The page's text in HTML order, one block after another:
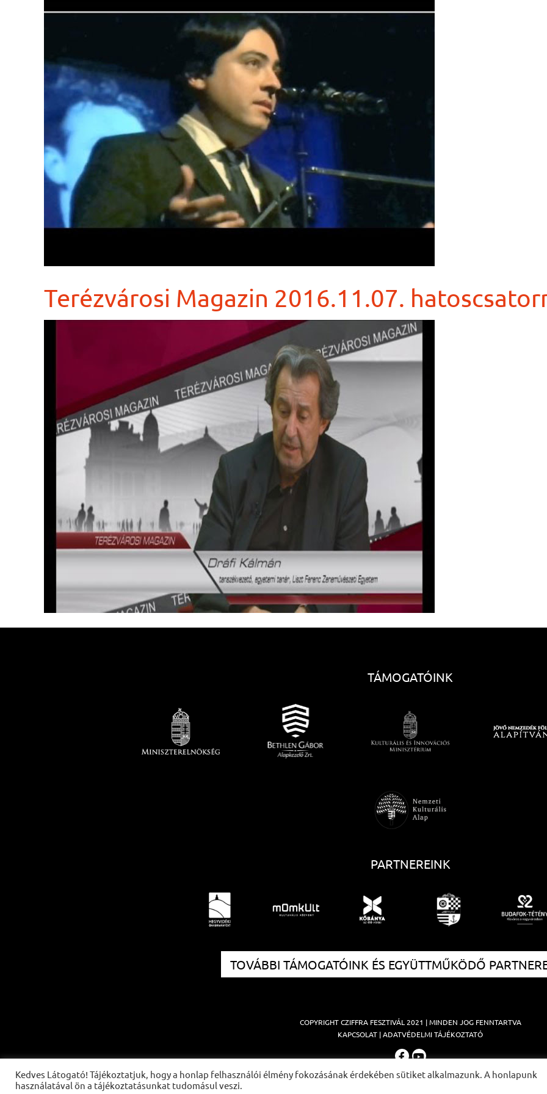
Terézvárosi Magazin 2016.11.07.
TÁMOGATÓINK
PARTNEREINK
TOVÁBBI TÁMOGATÓINK ÉS EGYÜTTMŰKÖDŐ
COPYRIGHTCZIFFRA FESZTIVÁL 2021 | MINDEN JOG FENNTARTVA
KAPCSOLAT |ADATVÉDELMI TÁJÉKOZTATÓ
Kedves Látogató! Tájékoztatjuk, hogy a honlap felhasználói élmény fokozásának érdekében sütiket alkalmazunk. A honlapunk
használatával ön a tájékoztatásunkat tudomásul veszi.